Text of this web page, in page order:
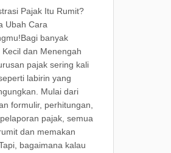
Pajak Itu Rumit?
Ubah Cara
banyak
Kecil dan Menengah
pajak sering kali
labirin yang
Mulai dari
formulir, perhitungan,
pajak, semua
dan memakan
bagaimana kalau